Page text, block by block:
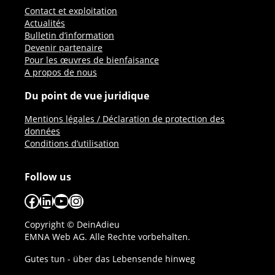
Contact et exploitation
Actualités
Bulletin d’information
Devenir partenaire
Pour les œuvres de bienfaisance
A propos de nous
Du point de vue juridique
Mentions légales / Déclaration de protection des
données
Conditions d’utilisation
Follow us
Facebook
LinkedIn
YouTube
Instagram
Copyright © DeinAdieu
EMNA Web AG. Alle Rechte vorbehalten.
Gutes tun - über das Lebensende hinweg